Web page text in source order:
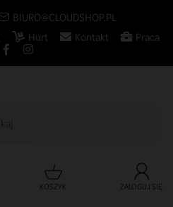
BIURO@CLOUDSHOP.PL
Hurt Kontakt Praca
KOSZYK ZALOGUJ SIĘ